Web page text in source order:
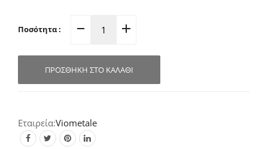
Ποσότητα :
Πομολάκι
Φ30mm
ΠΡΟΣΘΉΚΗ ΣΤΟ ΚΑΛΆΘΙ
Viometale